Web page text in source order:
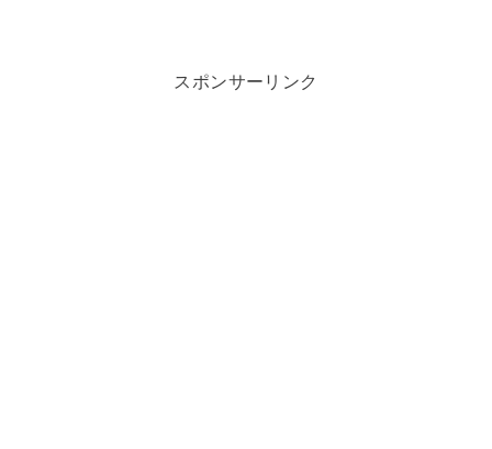
スポンサーリンク